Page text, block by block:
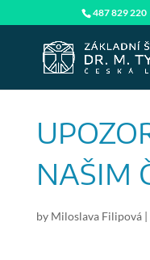
487 829 220
NAŠIM
by Miloslava Filipová|